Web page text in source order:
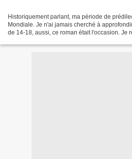
Historiquement parlant, ma période de
Mondiale. Je n'ai jamais cherché à
de 14-18, aussi, ce roman était l'occasion. Je